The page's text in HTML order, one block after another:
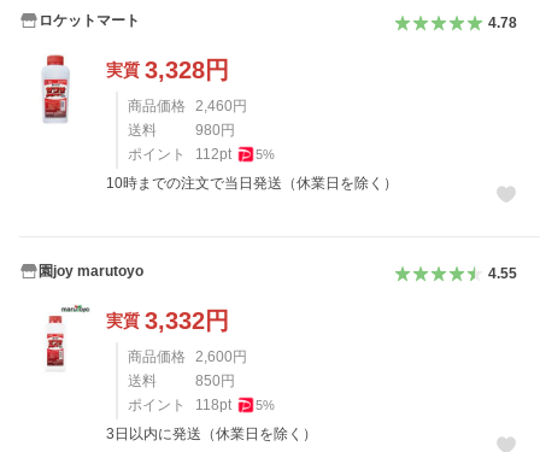
ロケットマート 4.78
実質 3,328円
商品価格 2,460 円
送料
980 円
ポイント
112pt 5%
10時までの注文で当日発送（休業日を除く）
園joy marutoyo 4.55
実質 3,332円
商品価格 2,600 円
送料
850 円
ポイント
118pt 5%
3日以内に発送（休業日を除く）